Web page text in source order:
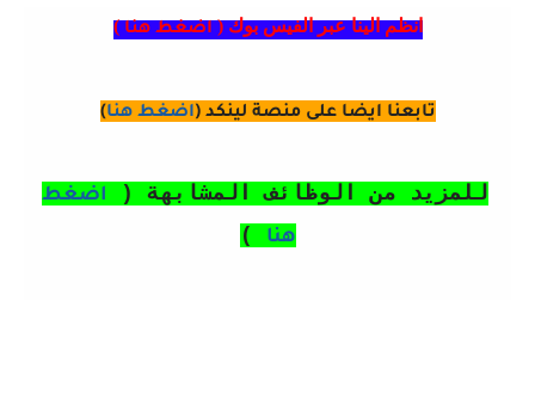
انظم الينا عبر الفيس بوك (اضغط هنا)
تابعنا ايضا على منصة لينكد (اضغط هنا)
للمزيد من الوظائف المشابهة (
اضغط
هنا
)